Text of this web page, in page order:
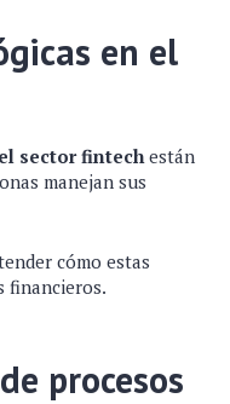
en el
sector fintechestán
manejan sus
cómo estas
financieros.
procesos